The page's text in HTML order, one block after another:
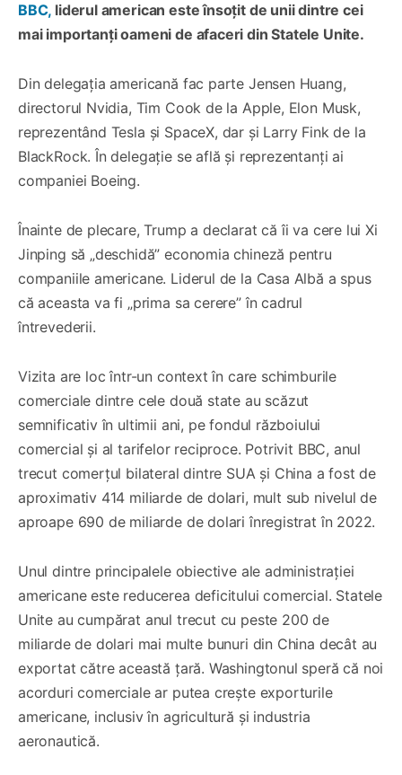
BBC, liderul american este însoțit de unii dintre cei
mai importanți oameni de afaceri din Statele Unite.
Din delegația americană fac parte Jensen Huang,
directorul Nvidia, Tim Cook de la Apple, Elon Musk,
reprezentând Tesla și SpaceX, dar și Larry Fink de la
BlackRock. În delegație se află și reprezentanți ai
companiei Boeing.
Înainte de plecare, Trump a declarat că îi va cere lui Xi
Jinping să „deschidă” economia chineză pentru
companiile americane. Liderul de la Casa Albă a spus
că aceasta va fi „prima sa cerere” în cadrul
întrevederii.
Vizita are loc într-un context în care schimburile
comerciale dintre cele două state au scăzut
semnificativ în ultimii ani, pe fondul războiului
comercial și al tarifelor reciproce. Potrivit BBC, anul
trecut comerțul bilateral dintre SUA și China a fost de
aproximativ 414 miliarde de dolari, mult sub nivelul de
aproape 690 de miliarde de dolari înregistrat în 2022.
Unul dintre principalele obiective ale administrației
americane este reducerea deficitului comercial. Statele
Unite au cumpărat anul trecut cu peste 200 de
miliarde de dolari mai multe bunuri din China decât au
exportat către această țară. Washingtonul speră că noi
acorduri comerciale ar putea crește exporturile
americane, inclusiv în agricultură și industria
aeronautică.